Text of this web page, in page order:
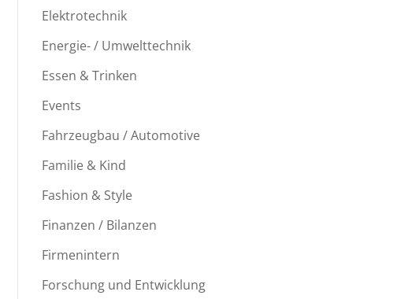
Elektrotechnik
Energie- / Umwelttechnik
Essen & Trinken
Events
Fahrzeugbau / Automotive
Familie & Kind
Fashion & Style
Finanzen / Bilanzen
Firmenintern
Forschung und Entwicklung